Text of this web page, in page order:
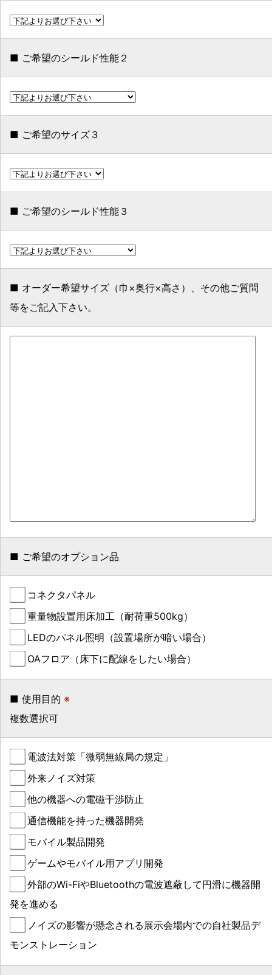
■ ご希望のシールド性能２
■ ご希望のサイズ３
■ ご希望のシールド性能３
■ オーダー希望サイズ（巾×奥行×高さ）、その他ご質問
等をご記入下さい。
■ ご希望のオプション品
コネクタパネル
重量物設置用床加工（耐荷重500kg）
LEDのパネル照明（設置場所が暗い場合）
OAフロア（床下に配線をしたい場合）
■ 使用目的 ※
複数選択可
電波法対策「微弱無線局の規定」
外来ノイズ対策
他の機器への電磁干渉防止
通信機能を持った機器開発
モバイル製品開発
ゲームやモバイル用アプリ開発
外部のWi-FiやBluetoothの電波遮蔽して円滑に機器開
発を進める
ノイズの影響が懸念される展示会場内での自社製品デ
モンストレーション